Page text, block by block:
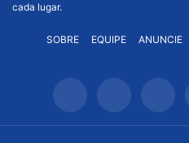
cada lugar.
SOBRE EQUIPE ANUNCIE